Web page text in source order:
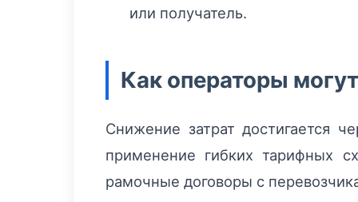
или получатель.
Как операторы
Снижение затрат достигается
применение гибких тарифных
рамочные договоры с